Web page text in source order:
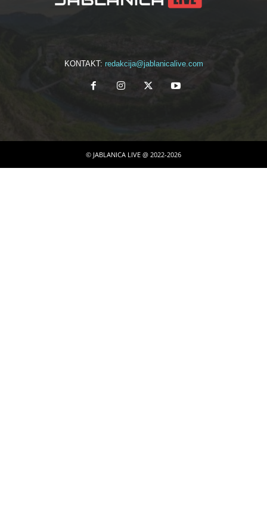
KONTAKT: redakcija@jablanicalive.com
© JABLANICA LIVE @ 2022-2026